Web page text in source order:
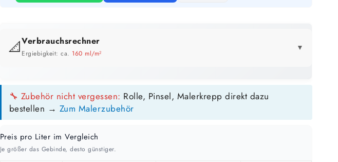
📐Verbrauchsrechner
Ergiebigkeit: ca. 160 ml/m²
▼
10 Liter
bis ca. 31 m²
2,5 Liter 1 Liter
🔧 Zubehör nicht vergessen: Rolle, Pinsel, Malerkrepp direkt dazu
bestellen → Zum Malerzubehör
Preis pro Liter im Vergleich
Je größer das Gebinde, desto günstiger.